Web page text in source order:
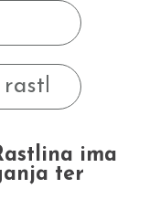
ima
ter